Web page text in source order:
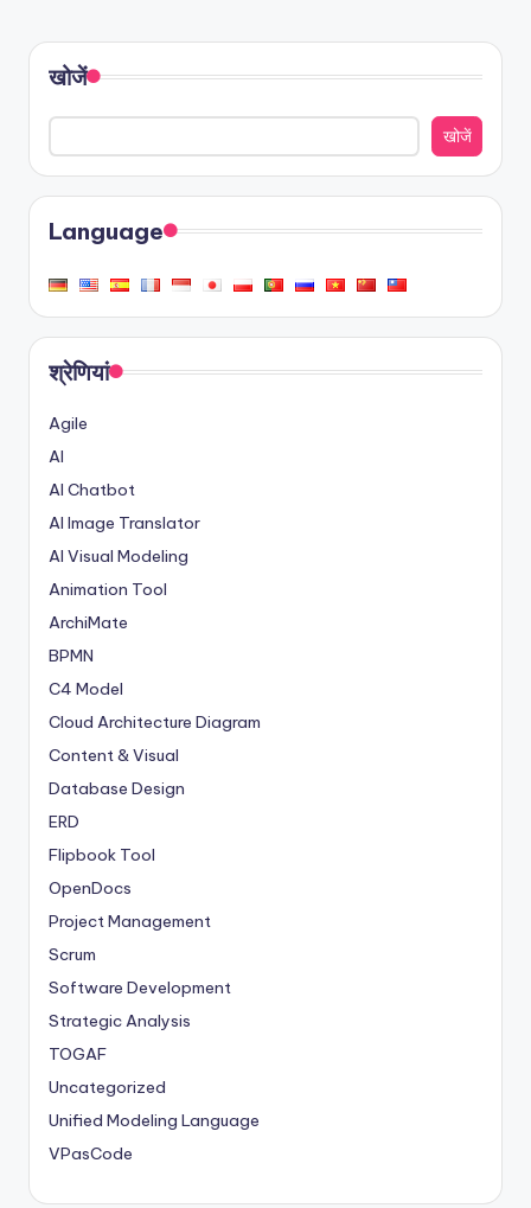
खोजें
खोजें
Language
श्रेणियां
Agile
AI
AI Chatbot
AI Image Translator
AI Visual Modeling
Animation Tool
ArchiMate
BPMN
C4 Model
Cloud Architecture Diagram
Content & Visual
Database Design
ERD
Flipbook Tool
OpenDocs
Project Management
Scrum
Software Development
Strategic Analysis
TOGAF
Uncategorized
Unified Modeling Language
VPasCode